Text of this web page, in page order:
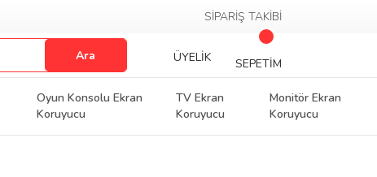
SİPARİŞ TAKİBİ
Ara ÜYELİK SEPETİM
Oyun Konsolu Ekran
Koruyucu
TV Ekran
Koruyucu
Monitör Ekran
Koruyucu